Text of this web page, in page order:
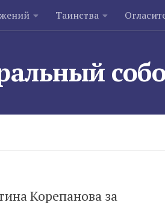
Таинства
Корепанова за